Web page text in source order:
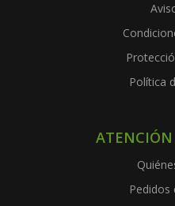
Política
Pedidos